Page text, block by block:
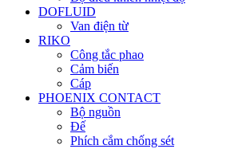
DOFLUID
Van điện từ
RIKO
Công tắc phao
Cảm biến
Cáp
PHOENIX CONTACT
Bộ nguồn
Đế
Phích cắm chống sét